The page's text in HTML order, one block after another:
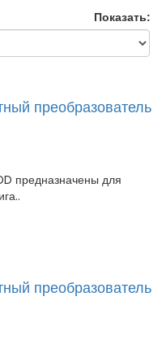
Показать:
преобразователь
предназначены для
преобразователь